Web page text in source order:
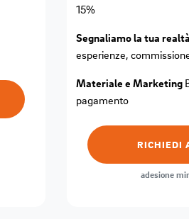
15%
Segnaliamo la tua realtà
esperienze,
Materiale e Marketing
pagamento
RICHIEDI
adesione